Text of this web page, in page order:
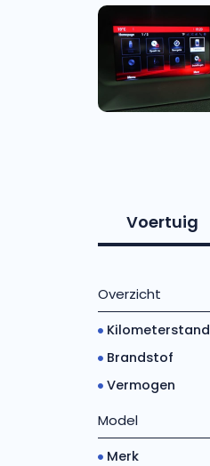
Voertuig
Overzicht
Kilometerstand
Brandstof
Vermogen
Model
Merk